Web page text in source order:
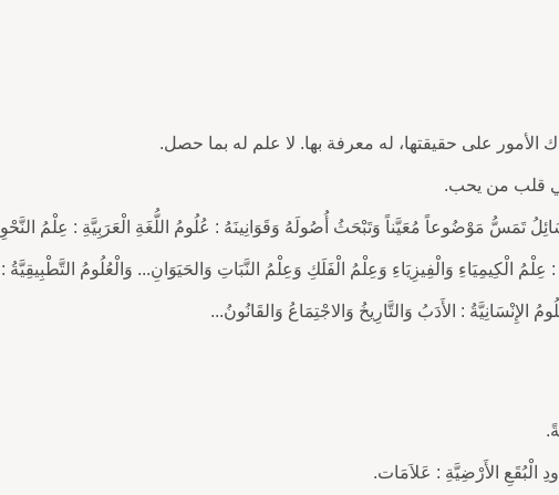
تَمَسُّ مَوْضُوعاً مُعَيَّناً وَتَبْحَثُ أُصُولَهُ وَقَوَانِينَهُ : عُلُومُ اللُّغَةِ الْعَرَبِيَّةِ : عِلْمُ النَّحْوِ
الْكِيمِيَاءِ وَالْفِيزِيَاءِ وَعِلْمُ الْفَلَكِ وَعِلْمُ النَّبَاتِ وَالحَيَوَانِ... وَالْعُلُومُ التَّطْبِيقِيَّةُ :
: الأَدَبُ وَالتَّارِيخُ وَالاجْتِمَاعُ وَالقَانُونُ...